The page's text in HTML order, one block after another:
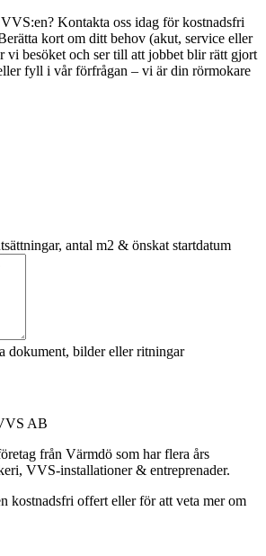
Kontakta oss idag för kostnadsfri
kort om ditt behov (akut, service eller
vi besöket och ser till att jobbet blir rätt gjort
fyll i vår förfrågan – vi är din rörmokare
antal m2 & önskat startdatum
dokument, bilder eller ritningar
AB
från Värmdö som har flera års
VVS-installationer & entreprenader.
kostnadsfri offert eller för att veta mer om